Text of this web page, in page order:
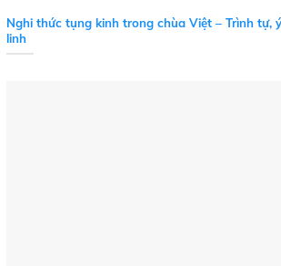
Nghi thức tụng kinh trong chùa Việt – Trình tự,
linh